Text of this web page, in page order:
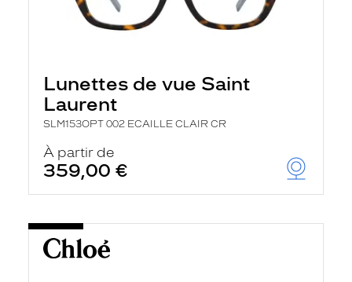
Lunettes de vue Saint
Laurent
SLM153OPT 002 ECAILLE CLAIR CR
À partir de
359,00 €